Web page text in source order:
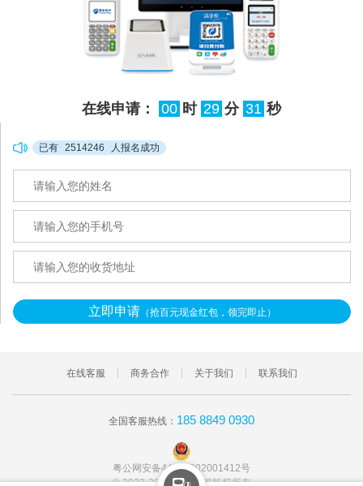
在线申请： 00 时 29 分 31 秒
已有 2514246 人报名成功
立即申请（抢百元现金红包，领完即止）
在线客服 商务合作 关于我们 联系我们
全国客服热线： 185 8849 0930
粤公网安备44011202001412号
© 2022-2028 九合商服版权所有